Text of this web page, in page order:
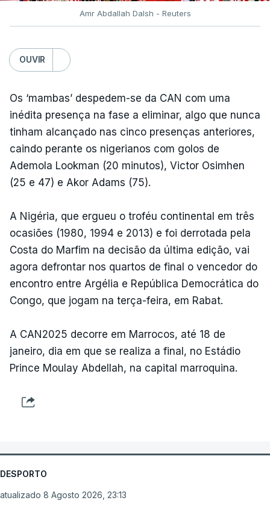
Amr Abdallah Dalsh - Reuters
OUVIR
Os ‘mambas’ despedem-se da CAN com uma
inédita presença na fase a eliminar, algo que nunca
tinham alcançado nas cinco presenças anteriores,
caindo perante os nigerianos com golos de
Ademola Lookman (20 minutos), Victor Osimhen
(25 e 47) e Akor Adams (75).
A Nigéria, que ergueu o troféu continental em três
ocasiões (1980, 1994 e 2013) e foi derrotada pela
Costa do Marfim na decisão da última edição, vai
agora defrontar nos quartos de final o vencedor do
encontro entre Argélia e República Democrática do
Congo, que jogam na terça-feira, em Rabat.
A CAN2025 decorre em Marrocos, até 18 de
janeiro, dia em que se realiza a final, no Estádio
Prince Moulay Abdellah, na capital marroquina.
DESPORTO
atualizado 8 Agosto 2026, 23:13